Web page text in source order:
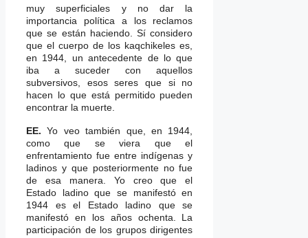
muy superficiales y no dar la
importancia política a los reclamos
que se están haciendo. Sí considero
que el cuerpo de los kaqchikeles es,
en 1944, un antecedente de lo que
iba a suceder con aquellos
subversivos, esos seres que si no
hacen lo que está permitido pueden
encontrar la muerte.
EE. Yo veo también que, en 1944,
como que se viera que el
enfrentamiento fue entre indígenas y
ladinos y que posteriormente no fue
de esa manera. Yo creo que el
Estado ladino que se manifestó en
1944 es el Estado ladino que se
manifestó en los años ochenta. La
participación de los grupos dirigentes